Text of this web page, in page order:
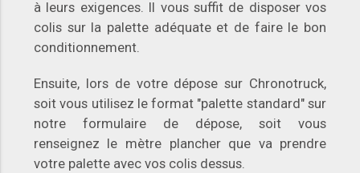
à leurs exigences. Il vous suffit de disposer vos
colis sur la palette adéquate et de faire le bon
conditionnement.
Ensuite, lors de votre dépose sur Chronotruck,
soit vous utilisez le format "palette standard" sur
notre formulaire de dépose, soit vous
renseignez le mètre plancher que va prendre
votre palette avec vos colis dessus.